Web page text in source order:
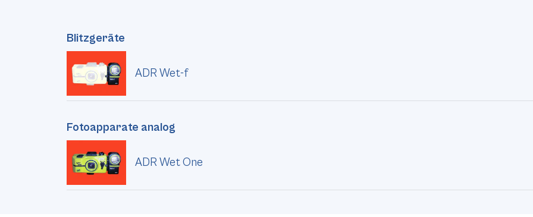
Blitzgeräte
ADR Wet-f
Fotoapparate analog
ADR Wet One